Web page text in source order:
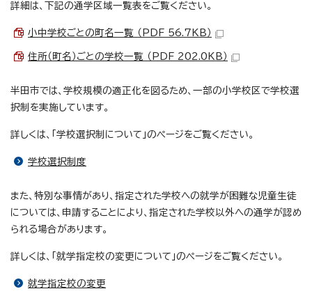
詳細は、下記の通学区域一覧表をご覧ください。
小中学校ごとの町名一覧 （PDF 56.7KB）
住所（町名）ごとの学校一覧 （PDF 202.0KB）
半田市では、学校規模の適正化を図るため、一部の小学校区で学校選
択制を実施しています。
詳しくは、「学校選択制について」のページをご覧ください。
学校選択制度
また、特別な事情があり、指定された学校への就学が困難な児童生徒
については、申請することにより、指定された学校以外への通学が認め
られる場合があります。
詳しくは、「就学指定校の変更について」のページをご覧ください。
就学指定校の変更